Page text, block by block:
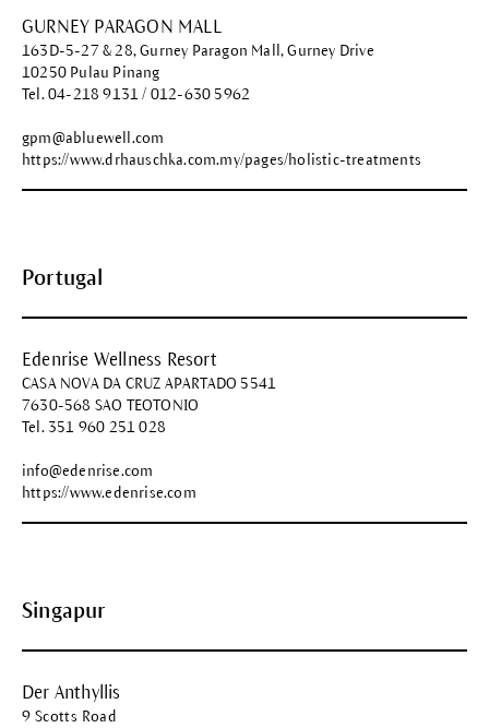
GURNEY PARAGON MALL
163D-5-27 & 28, Gurney Paragon Mall, Gurney Drive
10250 Pulau Pinang
Tel. 04-218 9131 / 012-630 5962
gpm@abluewell.com
https://www.drhauschka.com.my/pages/holistic-treatments
Portugal
Edenrise Wellness Resort
CASA NOVA DA CRUZ APARTADO 5541
7630-568 SAO TEOTONIO
Tel. 351 960 251 028
info@edenrise.com
https://www.edenrise.com
Singapur
Der Anthyllis
9 Scotts Road